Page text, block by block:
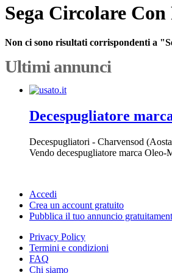
Sega Circolare
Non ci sono risultati corrispondenti a
Ultimi annunci
Decespugliatore
Decespugliatori - Charvensod
Vendo decespugliatore marca
Accedi
Crea un account gratuito
Pubblica il tuo annuncio
Privacy Policy
Termini e condizioni
FAQ
Chi siamo